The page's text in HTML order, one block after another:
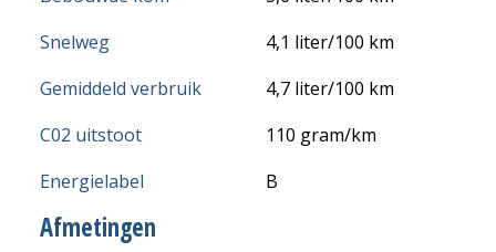
Snelweg
4,1 liter/100 km
Gemiddeld verbruik
4,7 liter/100 km
C02 uitstoot
110 gram/km
Energielabel
B
Afmetingen